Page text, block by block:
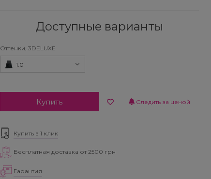
Доступные варианты
Оттенки, 3DELUXE
1.0
Купить Следить за ценой
Купить в 1 клик
Бесплатная доставка от 2500 грн
Гарантия